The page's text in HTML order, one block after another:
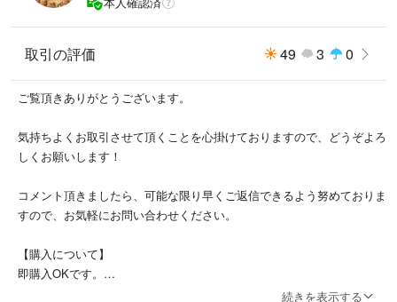
なお、初期不良に関しては、商品購入後7日以内でしたら、返品対応させ
ていただきますので、安心してお買い求めください。
すり替え防止の観点から、シリアルナンバー及び、商品の特徴などを詳細
に記録しております。
緩衝材に新聞紙や、リサイクルダンボールでの発送もごさいますので、ご
理解の程よろしくお願いいたします。
また、発送につきましては、2〜3日程度を予定しております。
取引の評価 49 3 0
ご覧頂きありがとうございます。
気持ちよくお取引させて頂くことを心掛けておりますので、どうぞよろ
しくお願いします！
コメント頂きましたら、可能な限り早くご返信できるよう努めておりま
すので、お気軽にお問い合わせください。
【購入について】
即購入OKです。
購入時期や使用頻度についてはお答えできかねます。続きを表示する